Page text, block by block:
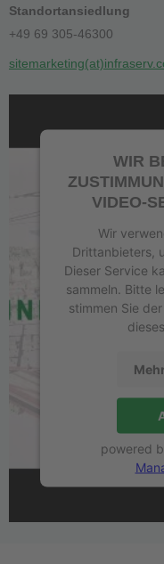
Standortansiedlung
+49 69 305-46300
WIR
VIDEO-
Wir
Drittanbieters,
Dieser Service
sammeln. Bitte
stimmen Sie
powered